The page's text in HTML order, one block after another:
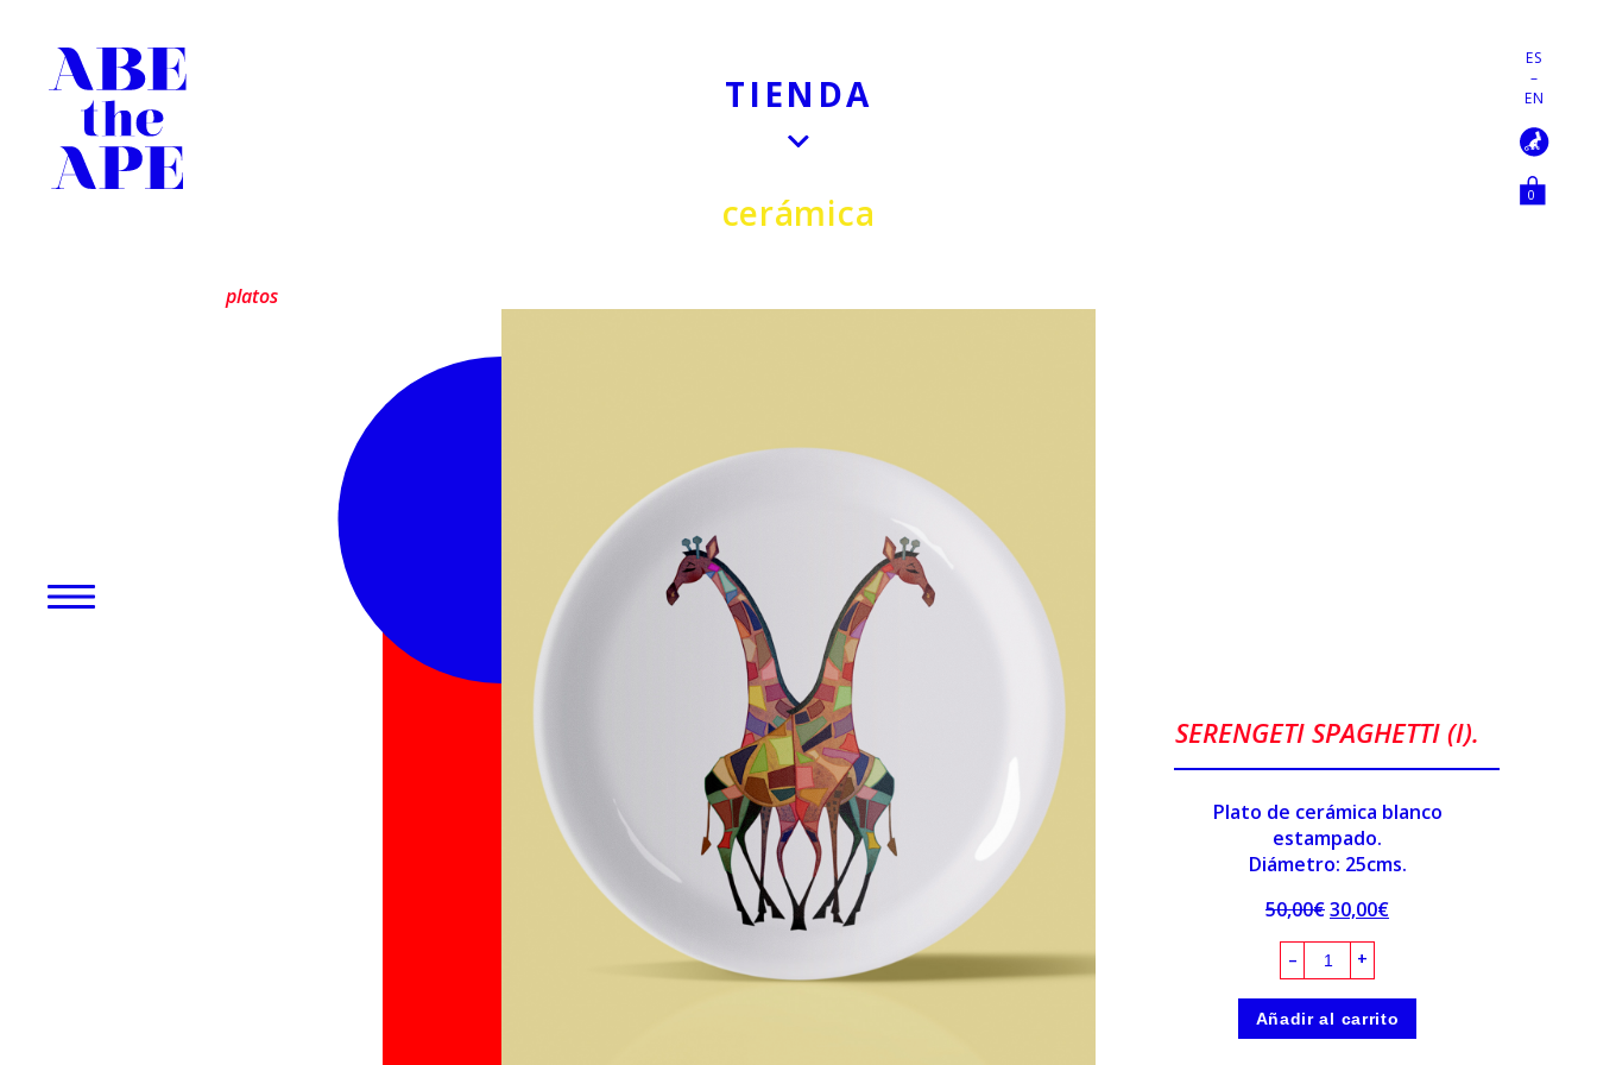
ES
–
EN
0
TIENDA
cerámica
platos
SERENGETI SPAGHETTI (I).
Plato de cerámica blanco
estampado.
Diámetro: 25cms.
50,00€30,00€
+
–
Añadir al carrito